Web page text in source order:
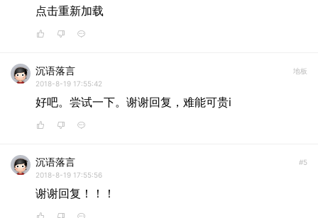
点击重新加载
地板
沉语落言
2018-8-19 17:55:42
好吧。尝试一下。谢谢回复，难能可贵i
#5
沉语落言
2018-8-19 17:55:56
谢谢回复！！！